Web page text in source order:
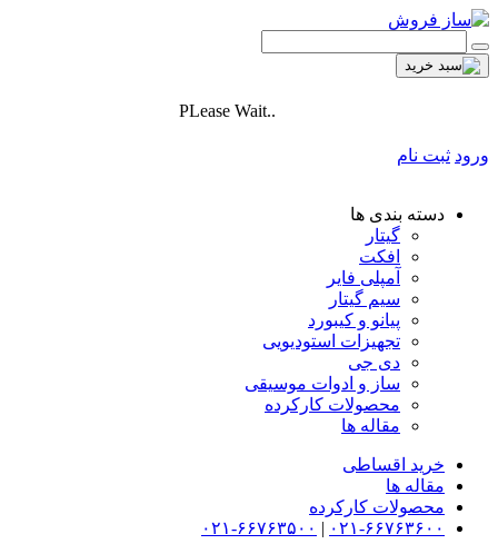
PLease Wait..
ورود ثبت نام
دسته بندی ها
گیتار
افکت
آمپلی فایر
سیم گیتار
پیانو و کیبورد
تجهیزات استودیویی
دی جی
ساز و ادوات موسیقی
محصولات کارکرده
مقاله ها
خرید اقساطی
مقاله ها
محصولات کارکرده
۰۲۱-۶۶۷۶۳۶۰۰ | ۰۲۱-۶۶۷۶۳۵۰۰